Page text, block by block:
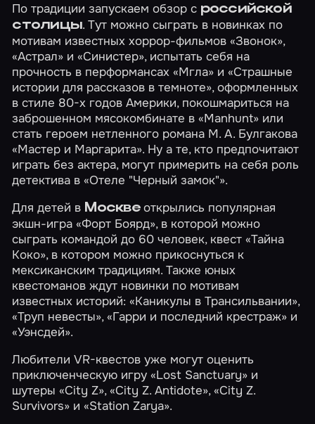
По традиции запускаем обзор с российской
столицы. Тут можно сыграть в новинках по
мотивам известных хоррор-фильмов«Звонок»,
«Астрал» и«Синистер», испытать себя на
прочность в перформансах«Мгла» и«Страшные
истории для рассказов в темноте», оформленных
в стиле 80-х годов Америки, покошмариться на
заброшенном мясокомбинате в«Manhunt» или
стать героем нетленного романа М. А. Булгакова
«Мастер и Маргарита». Ну а те, кто предпочитают
играть без актера, могут примерить на себя роль
детектива в«Отеле "Черный замок"».
Для детей в Москве открылись популярная
экшн-игра«Форт Боярд», в которой можно
сыграть командой до 60 человек, квест«Тайна
Коко», в котором можно прикоснуться к
мексиканским традициям. Также юных
квестоманов ждут новинки по мотивам
известных историй:«Каникулы в Трансильвании»,
«Труп невесты»,«Гарри и последний крестраж» и
«Уэнсдей».
Любители VR-квестов уже могут оценить
приключенческую игру«Lost Sanctuary» и
шутеры«City Z»,«City Z. Antidote»,«City Z.
Survivors» и«Station Zarya».